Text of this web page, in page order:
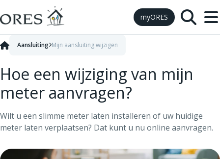
Skip to Content
myORES
Hoe een wijziging van mijn
meter aanvragen?
Wilt u een slimme meter laten installeren of uw huidige
meter laten verplaatsen? Dat kunt u nu online aanvragen.
Aansluiting Mijn aansluiting wijzigen